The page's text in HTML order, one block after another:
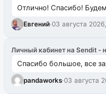
Отлично! Спасибо!
Евгений·03 августа
Личный кабинет на Sendit -
Спасибо большое, все
pandaworks·03 августа